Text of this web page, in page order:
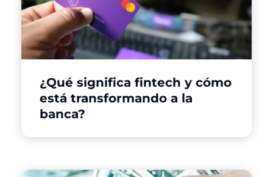
¿Qué significa fintech y cómo
está transformando a la
banca?